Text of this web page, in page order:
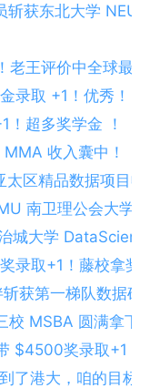
斩获东北大学
老王评价中全球最
录取 +1！优秀！
！超多奖学金 ！
收入囊中！
区精品数据项目收
南卫理公会大学
城大学
录取+1！藤校拿奖
获第一梯队数据硕
校 MSBA 圆满拿下
$4500奖录取+1，
了港大，咱的目标